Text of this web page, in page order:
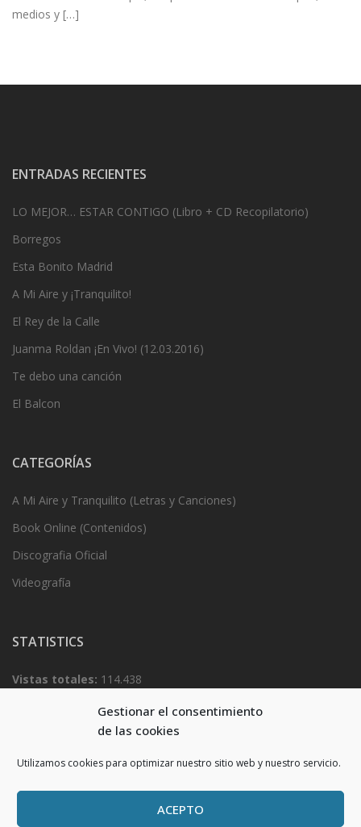
Gestionar el consentimiento
de las cookies
Utilizamos cookies para optimizar nuestro sitio web y nuestro servicio.
ACEPTO
medios y […]
ENTRADAS RECIENTES
LO MEJOR… ESTAR CONTIGO (Libro + CD Recopilatorio)
Borregos
Esta Bonito Madrid
A Mi Aire y ¡Tranquilito!
El Rey de la Calle
Juanma Roldan ¡En Vivo! (12.03.2016)
Te debo una canción
El Balcon
CATEGORÍAS
A Mi Aire y Tranquilito (Letras y Canciones)
Book Online (Contenidos)
Discografia Oficial
Videografía
STATISTICS
Vistas totales: 114.438
Total visitantes:54.826